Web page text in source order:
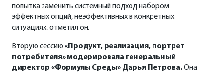
попытка заменить системный подход набором
эффектных опций, неэффективных в конкретных
ситуациях, отметил он.
Вторую сессию «Продукт, реализация, портрет
потребителя» модерировала генеральный
директор «Формулы Среды» Дарья Петрова.Она